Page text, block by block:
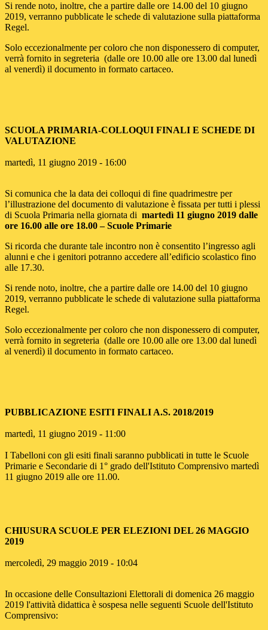
Si rende noto, inoltre, che a partire dalle ore 14.00 del 10 giugno
2019, verranno pubblicate le schede di valutazione sulla piattaforma
Regel.
Solo eccezionalmente per coloro che non disponessero di computer,
verrà fornito in segreteria (dalle ore 10.00 alle ore 13.00 dal lunedì
al venerdì) il documento in formato cartaceo.
SCUOLA PRIMARIA-COLLOQUI FINALI E SCHEDE DI
VALUTAZIONE
martedì, 11 giugno 2019 - 16:00
Si comunica che la data dei colloqui di fine quadrimestre per
l’illustrazione del documento di valutazione è fissata per tutti i plessi
di Scuola Primaria nella giornata di martedì 11 giugno 2019 dalle
ore 16.00 alle ore 18.00 – Scuole Primarie
Si ricorda che durante tale incontro non è consentito l’ingresso agli
alunni e che i genitori potranno accedere all’edificio scolastico fino
alle 17.30.
Si rende noto, inoltre, che a partire dalle ore 14.00 del 10 giugno
2019, verranno pubblicate le schede di valutazione sulla piattaforma
Regel.
Solo eccezionalmente per coloro che non disponessero di computer,
verrà fornito in segreteria (dalle ore 10.00 alle ore 13.00 dal lunedì
al venerdì) il documento in formato cartaceo.
PUBBLICAZIONE ESITI FINALI A.S. 2018/2019
martedì, 11 giugno 2019 - 11:00
I Tabelloni con gli esiti finali saranno pubblicati in tutte le Scuole
Primarie e Secondarie di 1° grado dell'Istituto Comprensivo martedì
11 giugno 2019 alle ore 11.00.
CHIUSURA SCUOLE PER ELEZIONI DEL 26 MAGGIO
2019
mercoledì, 29 maggio 2019 - 10:04
In occasione delle Consultazioni Elettorali di domenica 26 maggio
2019 l'attività didattica è sospesa nelle seguenti Scuole dell'Istituto
Comprensivo: